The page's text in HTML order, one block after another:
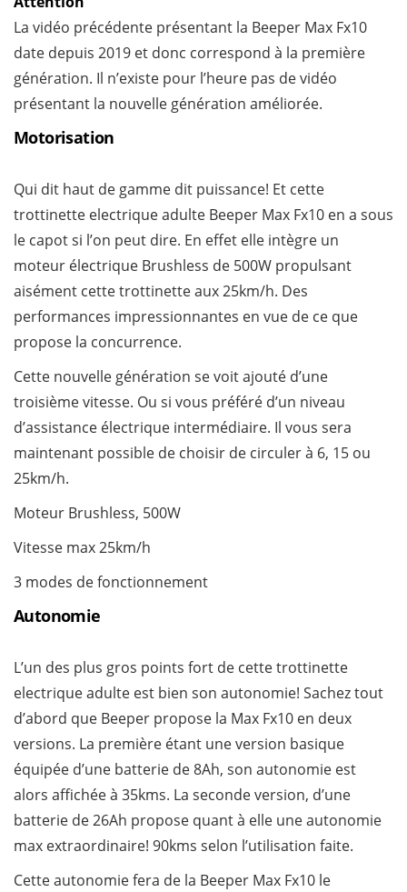
La vidéo précédente présentant la Beeper Max Fx10
date depuis 2019 et donc correspond à la première
génération. Il n’existe pour l’heure pas de vidéo
présentant la nouvelle génération améliorée.
Motorisation
Qui dit haut de gamme dit puissance! Et cette
trottinette electrique adulte Beeper Max Fx10 en a sous
le capot si l’on peut dire. En effet elle intègre un
moteur électrique Brushless de 500W propulsant
aisément cette trottinette aux 25km/h. Des
performances impressionnantes en vue de ce que
propose la concurrence.
Cette nouvelle génération se voit ajouté d’une
troisième vitesse. Ou si vous préféré d’un niveau
d’assistance électrique intermédiaire. Il vous sera
maintenant possible de choisir de circuler à 6, 15 ou
25km/h.
Moteur Brushless, 500W
Vitesse max 25km/h
3 modes de fonctionnement
Autonomie
L’un des plus gros points fort de cette trottinette
electrique adulte est bien son autonomie! Sachez tout
d’abord que Beeper propose la Max Fx10 en deux
versions. La première étant une version basique
équipée d’une batterie de 8Ah, son autonomie est
alors affichée à 35kms. La seconde version, d’une
batterie de 26Ah propose quant à elle une autonomie
max extraordinaire! 90kms selon l’utilisation faite.
Cette autonomie fera de la Beeper Max Fx10 le